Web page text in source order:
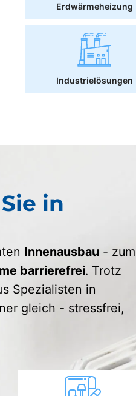
Erdwärmeheizung
Industrielösungen
in
Innenausbau - zum
barrierefrei. Trotz
Spezialisten in
gleich - stressfrei,